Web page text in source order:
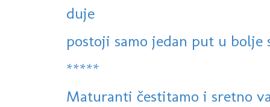
duje
postoji samo jedan put u bolje
*****
Maturanti čestitamo i sretno